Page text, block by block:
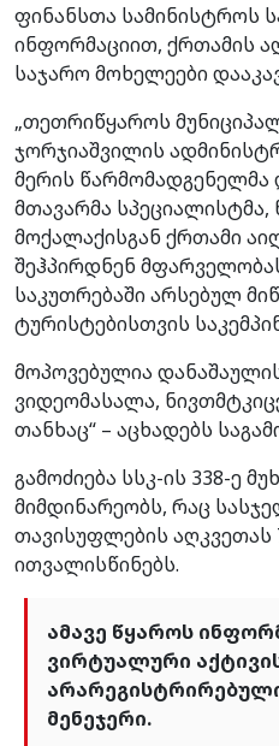
ფინანსთა სამინისტროს
ინფორმაციით, ქრთამის
საჯარო მოხელეები
„თეთრიწყაროს
ჯორჯიაშვილის
მერის წარმომადგენელმა
მთავარმა სპეციალისტმა,
მოქალაქისგან ქრთამი
შეჰპირდნენ
საკუთრებაში არსებულ
ტურისტებისთვის
მოპოვებულია
ვიდეომასალა,
თანხაც“ – აცხადებს
გამოძიება სსკ-ის 338-ე
მიმდინარეობს, რაც
თავისუფლების
ითვალისწინებს.
ამავე წყაროს
ვირტუალური
მენეჯერი.